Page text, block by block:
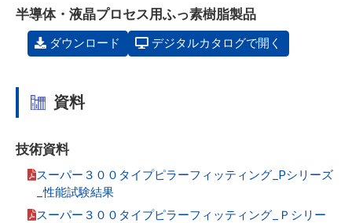
半導体・液晶プロセス用ふっ素樹脂製品
ダウンロード デジタルカタログで開く
資料
技術資料
スーパー３００タイプピラーフィッティング_Pシリーズ
_性能試験結果
スーパー３００タイプピラーフィッティング_Ｐシリー